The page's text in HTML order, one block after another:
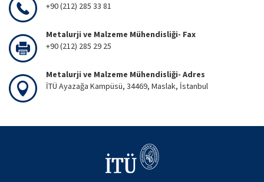
+90 (212) 285 33 81
Metalurji ve Malzeme Mühendisliği- Fax
+90 (212) 285 29 25
Metalurji ve Malzeme Mühendisliği- Adres
İTÜ Ayazağa Kampüsü, 34469, Maslak, İstanbul